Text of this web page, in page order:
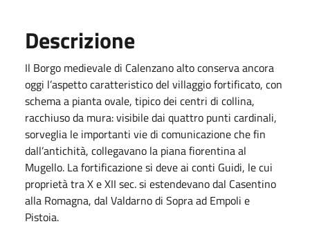
Descrizione
Il Borgo medievale di Calenzano alto conserva ancora
oggi l’aspetto caratteristico del villaggio fortificato, con
schema a pianta ovale, tipico dei centri di collina,
racchiuso da mura: visibile dai quattro punti cardinali,
sorveglia le importanti vie di comunicazione che fin
dall’antichità, collegavano la piana fiorentina al
Mugello. La fortificazione si deve ai conti Guidi, le cui
proprietà tra X e XII sec. si estendevano dal Casentino
alla Romagna, dal Valdarno di Sopra ad Empoli e
Pistoia.